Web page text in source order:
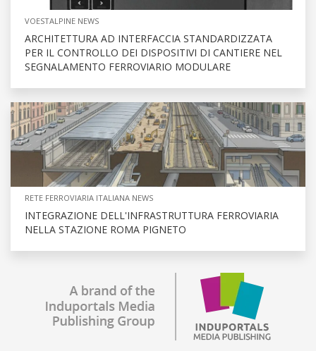
VOESTALPINE NEWS
ARCHITETTURA AD INTERFACCIA STANDARDIZZATA
PER IL CONTROLLO DEI DISPOSITIVI DI CANTIERE NEL
SEGNALAMENTO FERROVIARIO MODULARE
RETE FERROVIARIA ITALIANA NEWS
INTEGRAZIONE DELL'INFRASTRUTTURA FERROVIARIA
NELLA STAZIONE ROMA PIGNETO